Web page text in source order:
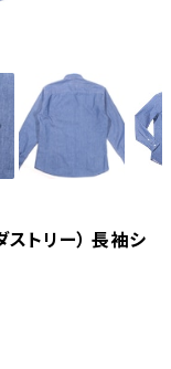
トリー） 長袖シ